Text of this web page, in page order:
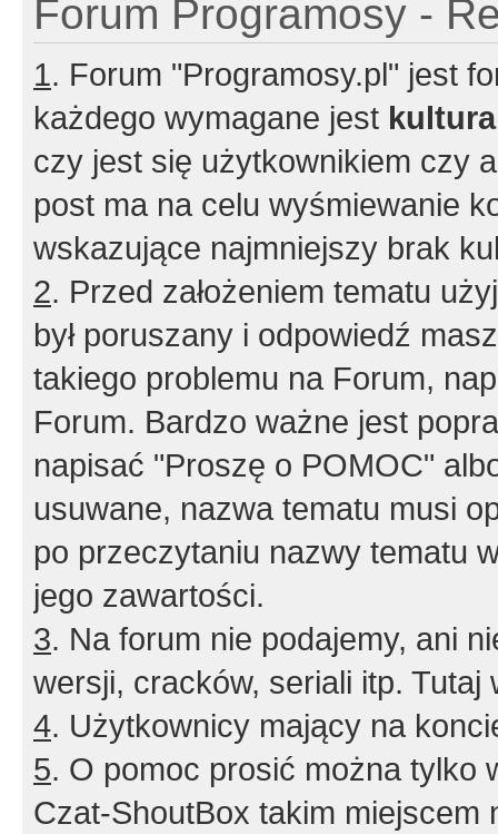
Forum Programosy -
1. Forum "Programosy.pl" jest
każdego wymagane jest
czy jest się użytkownikiem czy
post ma na celu wyśmiewanie
wskazujące najmniejszy brak
2. Przed założeniem tematu
był poruszany i odpowiedź
takiego problemu na Forum,
Forum. Bardzo ważne jest
napisać "Proszę o POMOC"
usuwane, nazwa tematu musi
po przeczytaniu nazwy tematu
jego zawartości.
3. Na forum nie podajemy, ani
wersji, cracków, seriali itp. Tutaj
4. Użytkownicy mający na
5. O pomoc prosić można tylko
Czat-ShoutBox takim miejscem